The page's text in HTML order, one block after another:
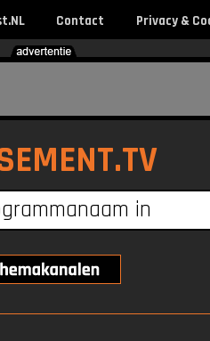
Contact Privacy &